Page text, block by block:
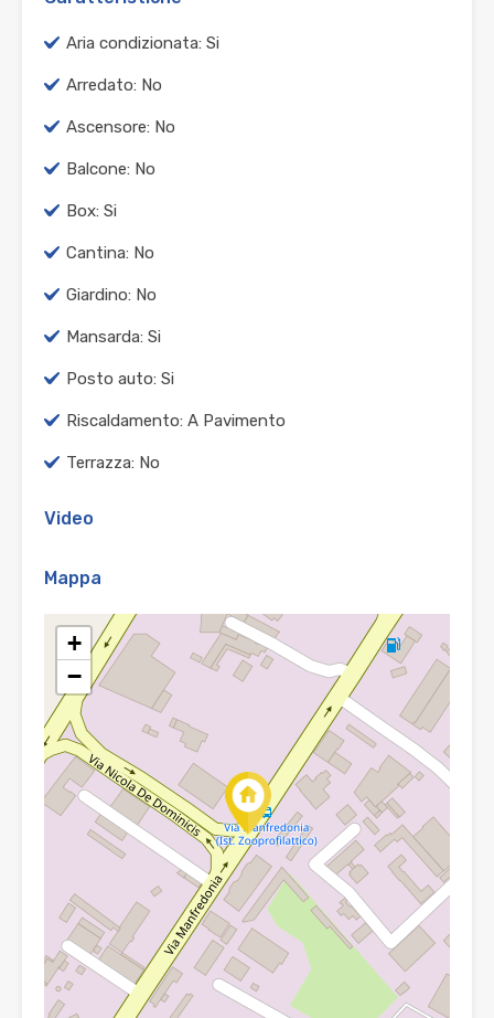
Aria condizionata: Si
Arredato: No
Ascensore: No
Balcone: No
Box: Si
Cantina: No
Giardino: No
Mansarda: Si
Posto auto: Si
Riscaldamento: A Pavimento
Terrazza: No
Video
Mappa
+
−